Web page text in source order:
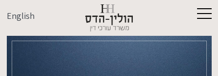
English